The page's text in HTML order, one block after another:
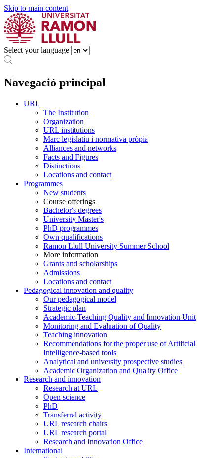
Skip to main content
Select your language
Navegació principal
URL
The Institution
Organization
URL institutions
Marc legislatiu i normativa pròpia
Alliances and networks
Facts and Figures
Distinctions
Locations and contact
Programmes
New students
Course offerings
Bachelor's degrees
University Master's
PhD programmes
Own qualifications
Ramon Llull University Summer School
More information
Grants and scholarships
Admissions
Locations and contact
Pedagogical innovation and quality
Our pedagogical model
Strategic plan
Academic-Teaching Quality and Innovation Unit
Monitoring and Evaluation of Quality
Teaching innovation
Recommendations for the proper use of Artificial
Intelligence-based tools
Analytical and university prospective studies
Academic Organization and Quality Office
Research and innovation
Research at URL
Open science
PhD
Transferral activity
URL research chairs
URL research portal
Research and Innovation Office
International